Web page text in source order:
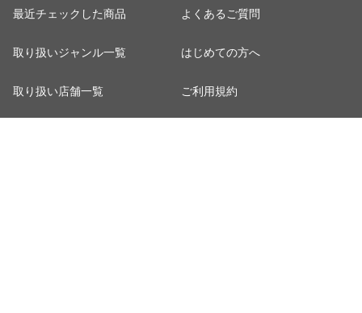
最近チェックした商品
取り扱いジャンル一覧
取り扱い店舗一覧
よくあるご質問
はじめての方へ
ご利用規約